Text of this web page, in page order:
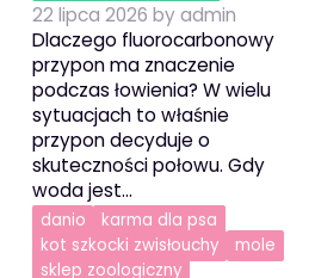
22 lipca 2026 byadmin
Dlaczego fluorocarbonowy
przypon ma znaczenie
podczas łowienia? W wielu
sytuacjach to właśnie
przypon decyduje o
skuteczności połowu. Gdy
woda jest…
danio
karma dla psa
kot szkocki zwisłouchy
mole
sklep zoologiczny